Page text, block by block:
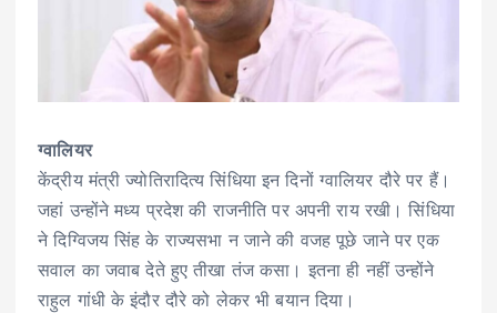
ग्वालियर
केंद्रीय मंत्री ज्योतिरादित्य सिंधिया इन दिनों ग्वालियर दौरे पर हैं।
जहां उन्होंने मध्य प्रदेश की राजनीति पर अपनी राय रखी। सिंधिया
ने दिग्विजय सिंह के राज्यसभा न जाने की वजह पूछे जाने पर एक
सवाल का जवाब देते हुए तीखा तंज कसा। इतना ही नहीं उन्होंने
राहुल गांधी के इंदौर दौरे को लेकर भी बयान दिया।